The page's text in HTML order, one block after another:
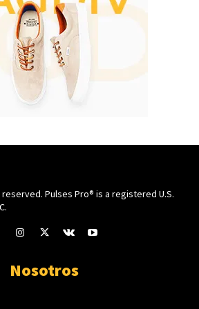
Pulses Pro® is a registered U.S.
Nosotros